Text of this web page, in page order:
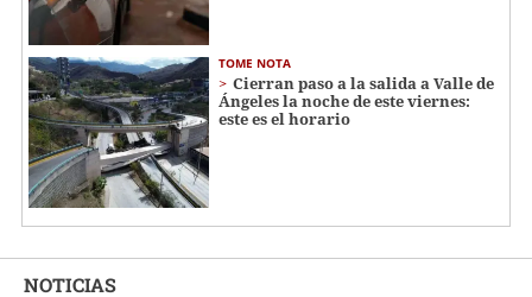
TOME NOTA
Cierran paso a la salida a Valle de
Ángeles la noche de este viernes:
este es el horario
NOTICIAS